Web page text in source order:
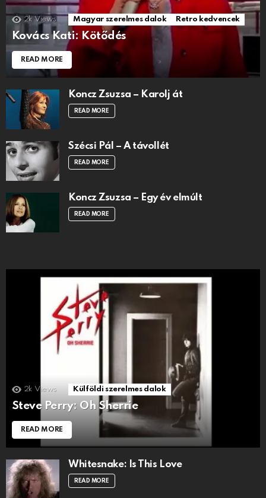
2k Views Magyar szerelmes dalok Retro kedvencek
Kovács Kati: Kötődés
READ MORE
Koncz Zsuzsa – Karolj át
READ MORE
Szécsi Pál – A távollét
READ MORE
Koncz Zsuzsa – Egy év elmúlt
READ MORE
2k Views Külföldi szerelmes dalok
Steve Perry: Oh Sherrie
READ MORE
Whitesnake: Is This Love
READ MORE